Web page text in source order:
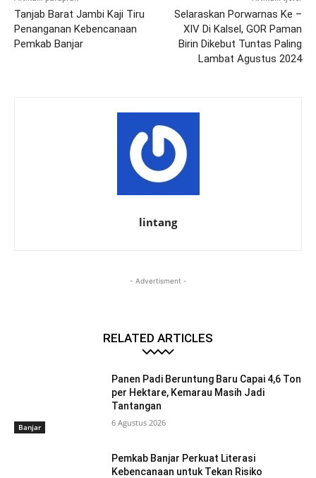
Tanjab Barat Jambi Kaji Tiru
Penanganan Kebencanaan
Pemkab Banjar
Selaraskan Porwarnas Ke –
XIV Di Kalsel, GOR Paman
Birin Dikebut Tuntas Paling
Lambat Agustus 2024
lintang
- Advertisment -
RELATED ARTICLES
Banjar
Panen Padi Beruntung Baru Capai 4,6 Ton
per Hektare, Kemarau Masih Jadi
Tantangan
6 Agustus 2026
Pemkab Banjar Perkuat Literasi
Kebencanaan untuk Tekan Risiko